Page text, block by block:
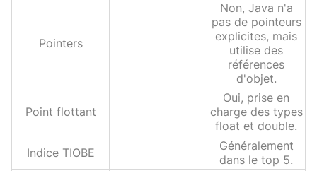
Pointers
Non, Java n'a
pas de pointeurs
explicites, mais
utilise des
références
d'objet.
Point flottant
Oui, prise en
charge des types
float et double.
Indice TIOBE
Généralement
dans le top 5.